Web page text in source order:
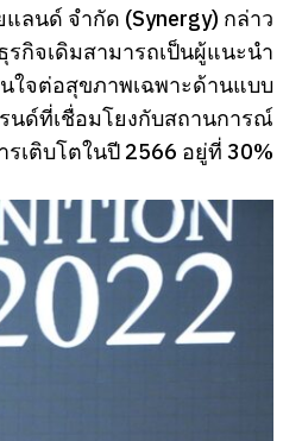
แลนด์ จำกัด (Synergy) กล่าว
กิจเดิมสามารถเป็นผู้แนะนำ
ใจต่อสุขภาพเฉพาะด้านแบบ
นด์ที่เชื่อมโยงกับสถานการณ์
รเติบโตในปี 2566 อยู่ที่ 30%